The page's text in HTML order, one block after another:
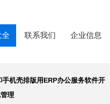
全 联系我们 企业信息
手机壳排版用ERP办公服务软件开
理